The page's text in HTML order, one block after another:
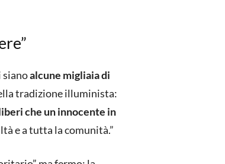
sianoalcune migliaia di
tradizione illuminista:
che un innocente in
e a tutta la comunità.”